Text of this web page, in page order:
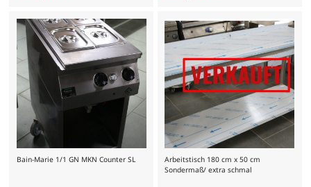
Bain-Marie 1/1 GN MKN Counter SL
Arbeitstisch 180 cm x 50 cm
Sondermaß/ extra schmal